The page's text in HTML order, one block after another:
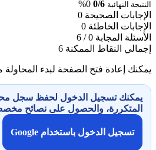
النتيجة النهائية 0/6
0%
الإجابات الصحيحة 0
الإجابات الخاطئة 0
الأسئلة المجابة 0 / 6
إجمالي النقاط الممكنة 6
يمكنك إعادة فتح الصفحة لبدء المحاولة
يمكنك تسجيل الدخول لحفظ سجل
المتكررة، والحصول على نصائح
تسجيل الدخول باستخدام Google